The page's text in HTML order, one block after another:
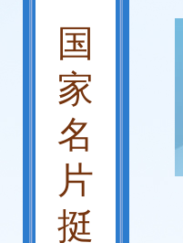
国
家
名
片
挺